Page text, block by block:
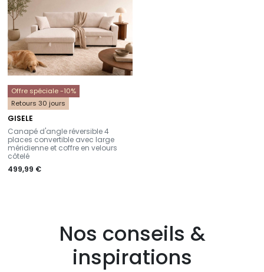
Offre spéciale -10%
Retours 30 jours
GISELE
-
Canapé d'angle réversible 4
places convertible avec large
méridienne et coffre en velours
côtelé
499,99 €
Nos conseils &
inspirations